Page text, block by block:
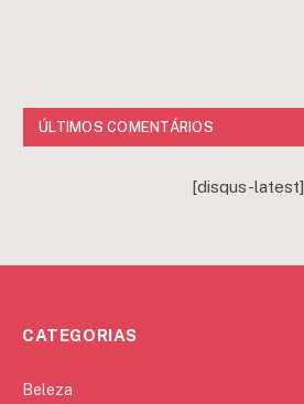
ÚLTIMOS COMENTÁRIOS
[disqus-latest]
CATEGORIAS
Beleza